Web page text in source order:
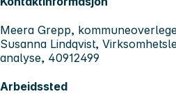
Meera Grepp,
Susanna Lindqvist,
analyse, 40912499
Arbeidssted